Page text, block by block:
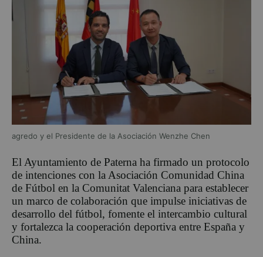
agredo y el Presidente de la Asociación Wenzhe Chen
El Ayuntamiento de Paterna ha firmado un protocolo
de intenciones con la Asociación Comunidad China
de Fútbol en la Comunitat Valenciana para establecer
un marco de colaboración que impulse iniciativas de
desarrollo del fútbol, fomente el intercambio cultural
y fortalezca la cooperación deportiva entre España y
China.